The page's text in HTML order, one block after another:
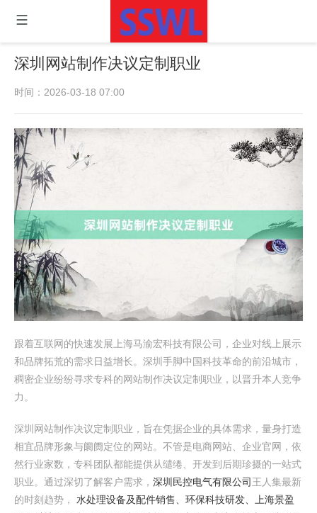
深圳网站制作决议定制职业
时间：2026-03-18 07:00
跟着互联网的快速发展上海马渝宏科技有限公司，企业对线上展示
和品牌拓荒的需求日益增长。深圳手脚中国科技革命的前沿城市，
稠密企业纷纷寻求专科的网站制作决议定制职业，以晋升本人竞争
力。
深圳网站制作决议定制职业，旨在凭据企业的具体需求，量身打造
相宜品牌形象与阛阓定位的网站。不管是电商网站、企业官网，依
然行业家数，专科团队都能提供从缱绻、开发到后期珍摄的一站式
职业。通过深切了解客户需求， 深圳民控电气有限公司 王人集最新
的时刻趋势， 水处理设备及配件销售、环保科技研发、上海景盈